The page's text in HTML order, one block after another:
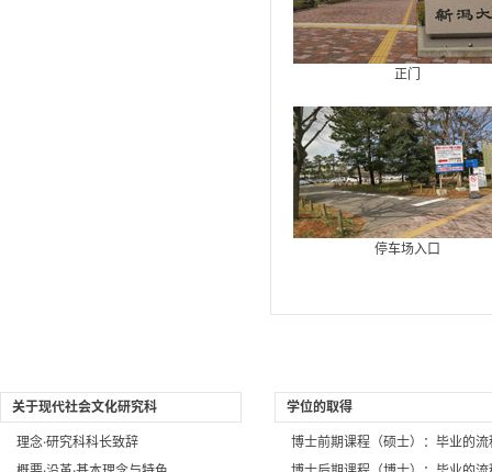
正门
停车场入口
关于现代社会文化研究科
理念·研究科科长致辞
学位的取得
博士前期课程（硕士）：毕业的流